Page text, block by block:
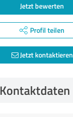
Jetzt bewerten
Profil teilen
Jetzt kontaktieren
Kontaktdaten